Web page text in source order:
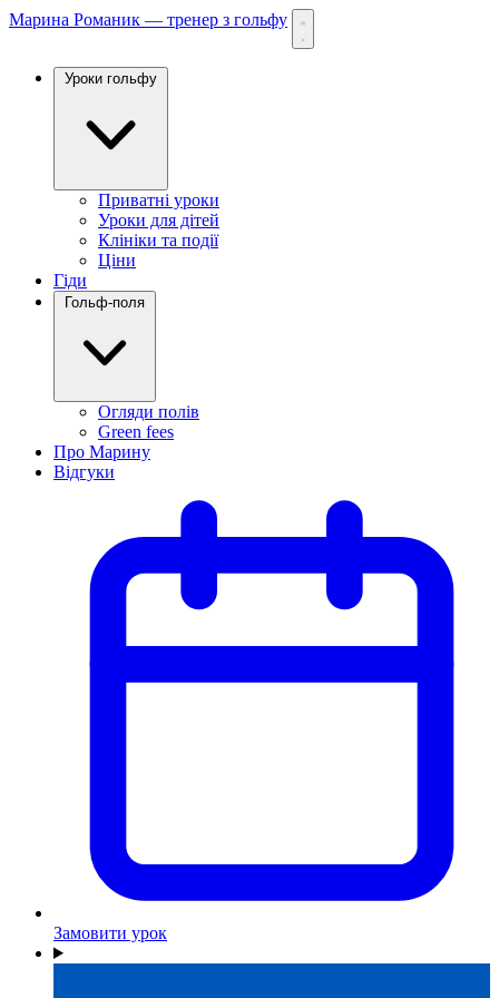
Марина Романик — тренер з гольфу
Приватні уроки
Уроки для дітей
Клініки та події
Ціни
Гіди
Огляди полів
Green fees
Про Марину
Відгуки
Замовити урок